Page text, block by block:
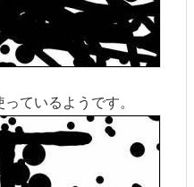
ているようです。